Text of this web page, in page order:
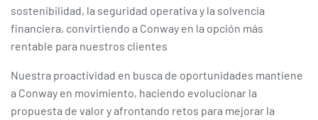
sostenibilidad, la seguridad operativa y la solvencia
financiera, convirtiendo a Conway en la opción más
rentable para nuestros clientes
Nuestra proactividad en busca de oportunidades mantiene
a Conway en movimiento, haciendo evolucionar la
propuesta de valor y afrontando retos para mejorar la